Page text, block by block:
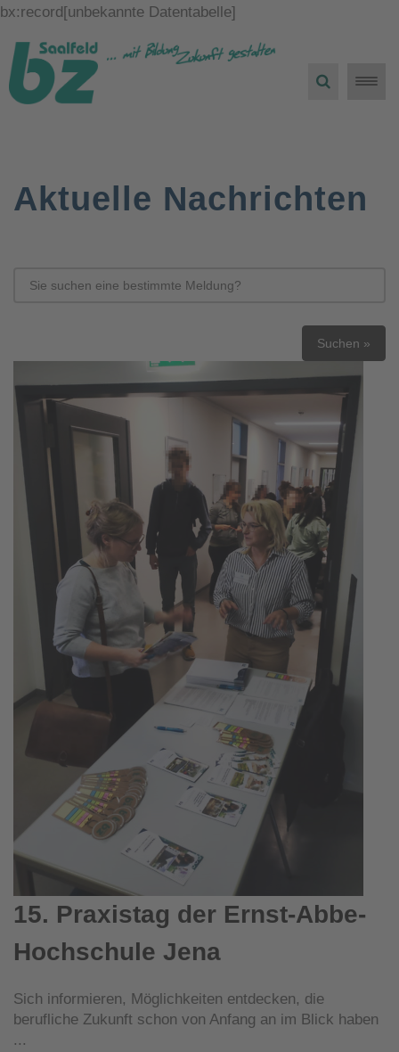
bx:record[unbekannte Datentabelle]
Toggle
Aktuelle Nachrichten
Suchen »
15. Praxistag der Ernst-Abbe-
Hochschule Jena
Sich informieren, Möglichkeiten entdecken, die
berufliche Zukunft schon von Anfang an im Blick haben
...